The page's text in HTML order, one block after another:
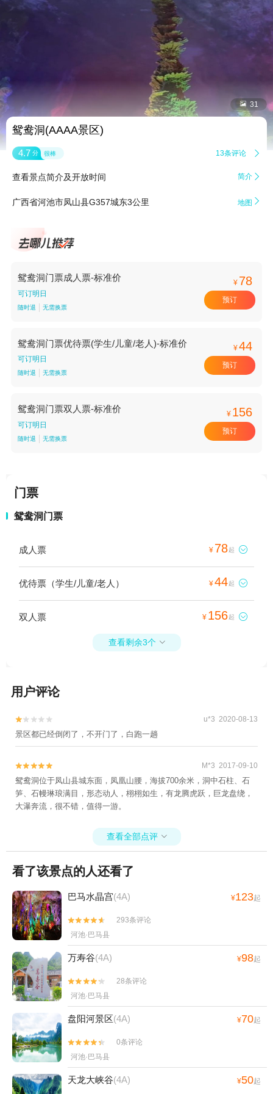
 31
鸳鸯洞(AAAA景区)
4.7 分 很棒 13条评论 
查看景点简介及开放时间 简介 
广西省河池市凤山县G357城东3公里 地图 
鸳鸯洞门票成人票-标准价
可订明日
随时退 无需换票
¥ 78
预订
鸳鸯洞门票优待票(学生/儿童/老人)-标准价
可订明日
随时退 无需换票
¥44
预订
鸳鸯洞门票双人票-标准价
可订明日
随时退 无需换票
¥ 156
预订
门票
鸳鸯洞门票
成人票 ¥ 78起 
优待票（学生/儿童/老人） ¥44起 
双人票 ¥ 156起 
查看剩余3个 
用户评论

 u*3 2020-08-13
景区都已经倒闭了，不开门了，白跑一趟

 M*3 2017-09-10
鸳鸯洞位于凤山县城东面，凤凰山腰，海拔700余米，洞中石柱、石
笋、石幔琳琅满目，形态动人，栩栩如生，有龙腾虎跃，巨龙盘绕，
大瀑奔流，很不错，值得一游。
查看全部点评 
看了该景点的人还看了
巴马水晶宫(4A) ¥123起


293条评论
河池·巴马县
万寿谷(4A) ¥98起


28条评论
河池·巴马县
盘阳河景区(4A) ¥70起


0条评论
河池·巴马县
天龙大峡谷(4A) ¥50起
